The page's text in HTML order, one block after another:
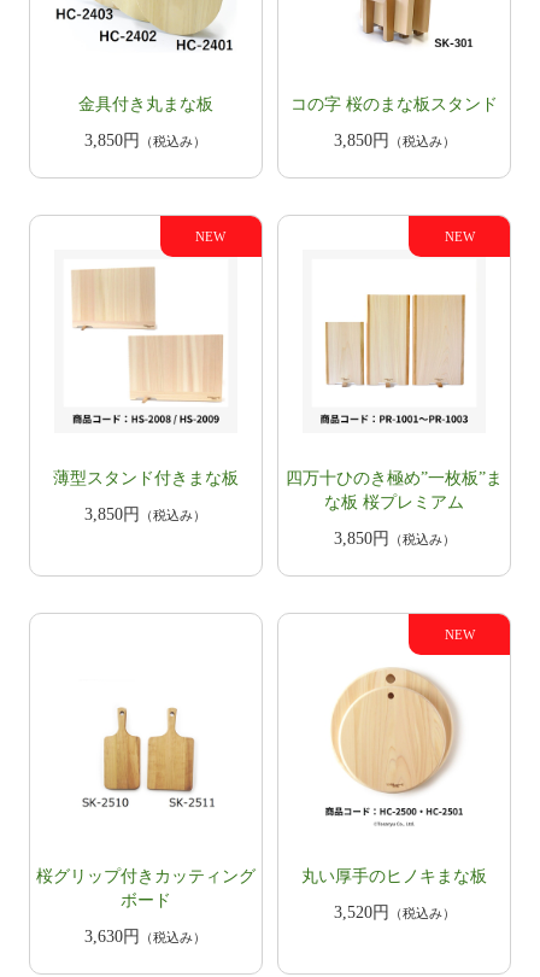
金具付き丸まな板
3,850円
（税込み）
コの字 桜のまな板スタンド
3,850円
（税込み）
薄型スタンド付きまな板
3,850円
（税込み）
四万十ひのき極め”一枚板”ま
な板 桜プレミアム
3,850円
（税込み）
​桜グリップ付きカッティング
ボード
3,630円
（税込み）
丸い厚手のヒノキまな板
3,520円
（税込み）